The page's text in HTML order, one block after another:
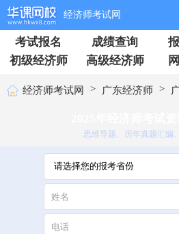
经济师考试网
考试报名 成绩查询
初级经济师
高级经济师
经济师考试网 > 广东经济师 >
思维导题、历年真题汇编